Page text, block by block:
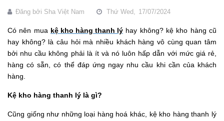
Đăng bởi Sha Việt Nam Thứ Wed, 17/07/2024
Có nên mua kệ kho hàng thanh lý hay không? kệ kho hàng cũ
hay không? là câu hỏi mà nhiều khách hàng vô cùng quan tâm
bởi nhu cầu không phải là ít và nó luôn hấp dẫn với mức giá rẻ,
hàng có sẵn, có thể đáp ứng ngay nhu cầu khi cần của khách
hàng.
Kệ kho hàng thanh lý là gì?
Cũng giống như những loại hàng hoá khác, kệ kho hàng thanh lý